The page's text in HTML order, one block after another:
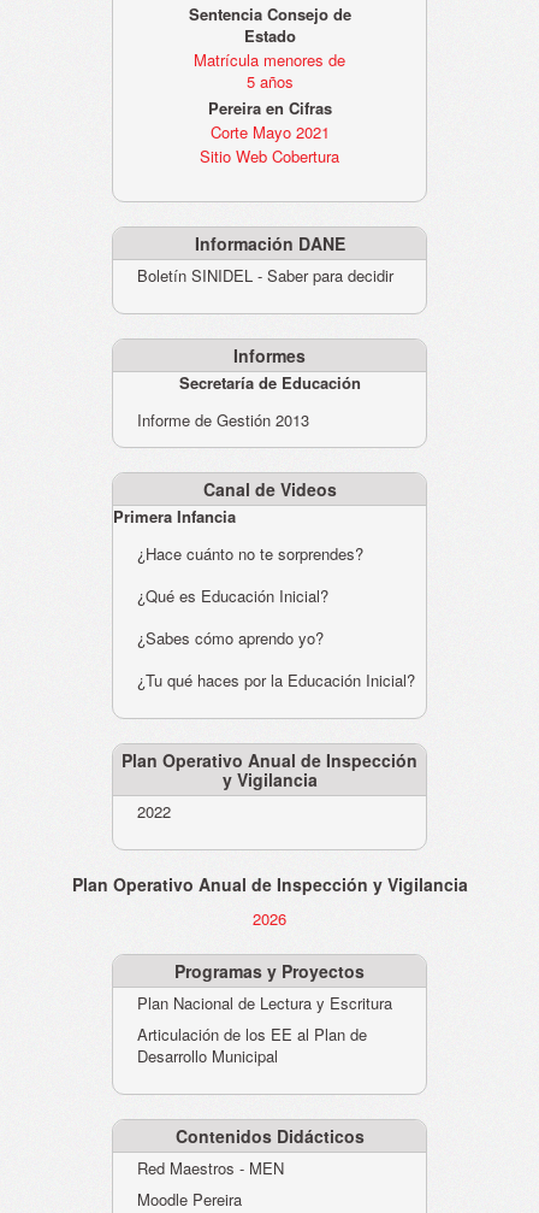
Sentencia Consejo de
Estado
Matrícula menores de
5 años
Pereira en Cifras
Corte Mayo 2021
Sitio Web Cobertura
Información DANE
Boletín SINIDEL - Saber para decidir
Informes
Secretaría de Educación
Informe de Gestión 2013
Canal de Videos
Primera Infancia
¿Hace cuánto no te sorprendes?
¿Qué es Educación Inicial?
¿Sabes cómo aprendo yo?
¿Tu qué haces por la Educación Inicial?
Plan Operativo Anual de Inspección
y Vigilancia
2022
Plan Operativo Anual de Inspección y Vigilancia
2026
Programas y Proyectos
Plan Nacional de Lectura y Escritura
Articulación de los EE al Plan de
Desarrollo Municipal
Contenidos Didácticos
Red Maestros - MEN
Moodle Pereira